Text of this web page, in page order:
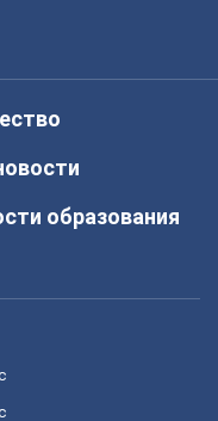
образования